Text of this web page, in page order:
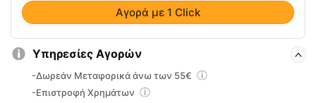
Αγορά με 1 Click
Υπηρεσίες Αγορών
-Δωρεάν Μεταφορικά άνω των 55€
-Επιστροφή Χρημάτων